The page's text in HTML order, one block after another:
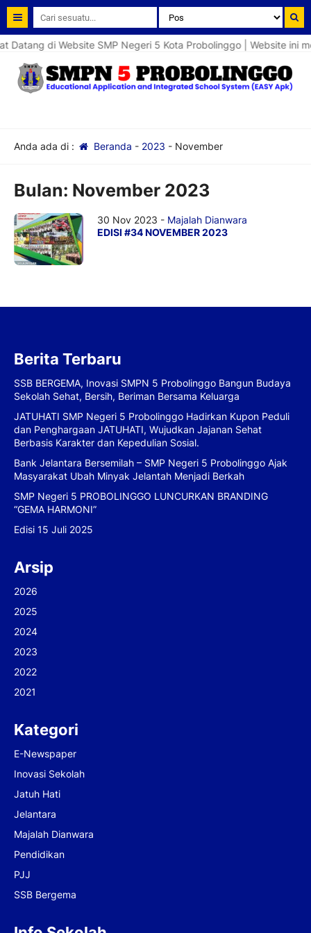
Datang di Website SMP Negeri 5 Kota Probolinggo | Website ini
Anda ada di : Beranda - 2023 - November
Bulan: November 2023
30 Nov 2023 - Majalah Dianwara
EDISI #34 NOVEMBER 2023
Berita Terbaru
SSB BERGEMA, Inovasi SMPN 5 Probolinggo Bangun Budaya
Sekolah Sehat, Bersih, Beriman Bersama Keluarga
JATUHATI SMP Negeri 5 Probolinggo Hadirkan Kupon Peduli
dan Penghargaan JATUHATI, Wujudkan Jajanan Sehat
Berbasis Karakter dan Kepedulian Sosial.
Bank Jelantara Bersemilah – SMP Negeri 5 Probolinggo Ajak
Masyarakat Ubah Minyak Jelantah Menjadi Berkah
SMP Negeri 5 PROBOLINGGO LUNCURKAN BRANDING
“GEMA HARMONI”
Edisi 15 Juli 2025
Arsip
2026
2025
2024
2023
2022
2021
Kategori
E-Newspaper
Inovasi Sekolah
Jatuh Hati
Jelantara
Majalah Dianwara
Pendidikan
PJJ
SSB Bergema